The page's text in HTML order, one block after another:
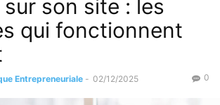
son site : les
qui fonctionnent
Entrepreneuriale - 02/12/2025 0